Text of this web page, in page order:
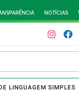
NOTÍCIAS
LINGUAGEM SIMPLES